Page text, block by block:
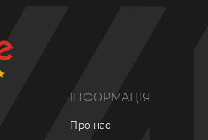
ІНФОРМАЦІЯ
Про нас